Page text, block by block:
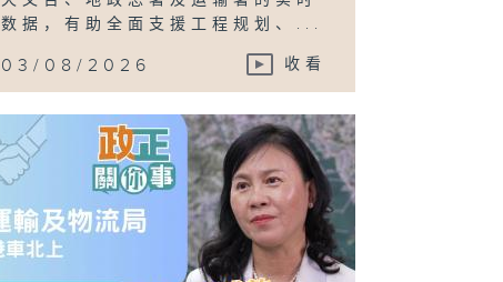
数据，有助全面支援工程规划、...
03/08/2026 收看